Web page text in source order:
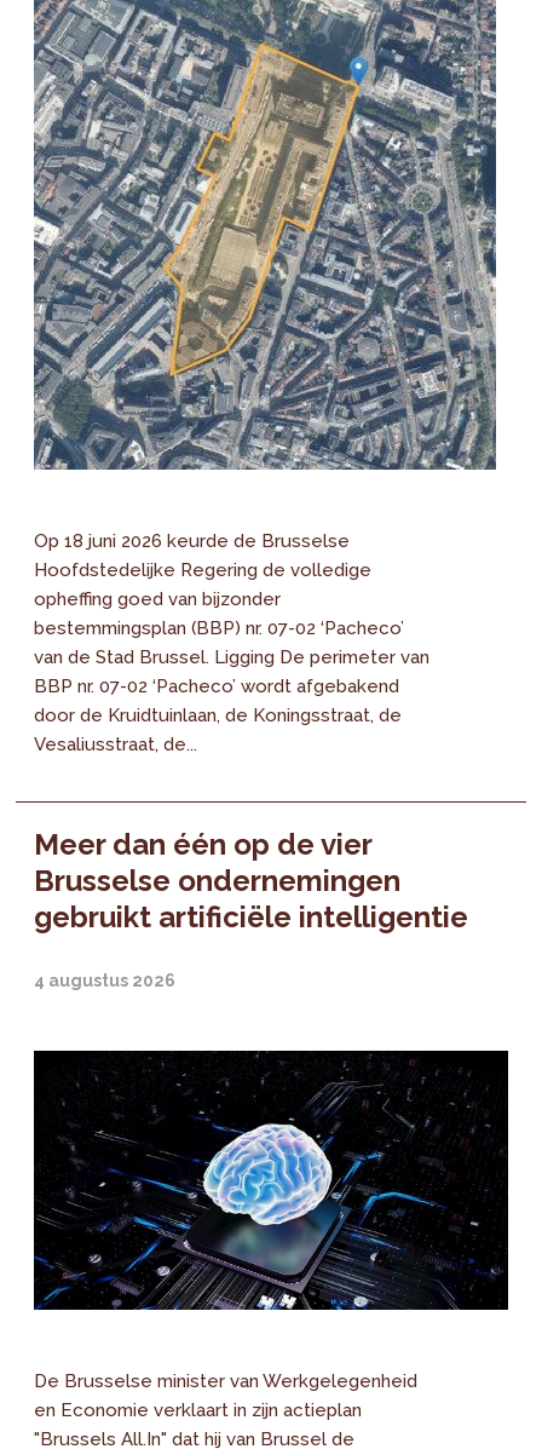
Op 18 juni 2026 keurde de Brusselse
Hoofdstedelijke Regering de volledige
opheffing goed van bijzonder
bestemmingsplan (BBP) nr. 07-02 ‘Pacheco’
van de Stad Brussel. Ligging De perimeter van
BBP nr. 07-02 ‘Pacheco’ wordt afgebakend
door de Kruidtuinlaan, de Koningsstraat, de
Vesaliusstraat, de...
Meer dan één op de vier
Brusselse ondernemingen
gebruikt artificiële intelligentie
4 augustus 2026
De Brusselse minister van Werkgelegenheid
en Economie verklaart in zijn actieplan
"Brussels All.In" dat hij van Brussel de